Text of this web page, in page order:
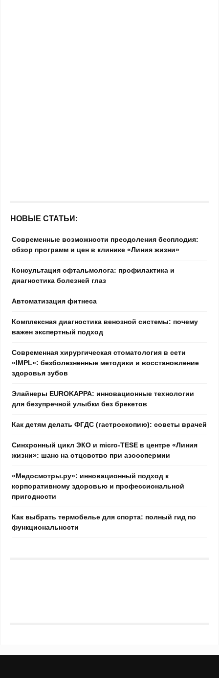
НОВЫЕ СТАТЬИ:
Современные возможности преодоления бесплодия:
обзор программ и цен в клинике «Линия жизни»
Консультация офтальмолога: профилактика и
диагностика болезней глаз
Автоматизация фитнеса
Комплексная диагностика венозной системы: почему
важен экспертный подход
Современная хирургическая стоматология в сети
«IMPL»: безболезненные методики и восстановление
здоровья зубов
Элайнеры EUROKAPPA: инновационные технологии
для безупречной улыбки без брекетов
Как детям делать ФГДС (гастроскопию): советы врачей
Синхронный цикл ЭКО и micro-TESE в центре «Линия
жизни»: шанс на отцовство при азооспермии
«Медосмотры.ру»: инновационный подход к
корпоративному здоровью и профессиональной
пригодности
Как выбрать термобелье для спорта: полный гид по
функциональности